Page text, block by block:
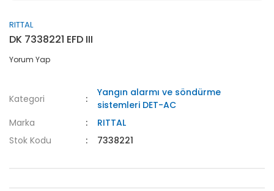
RITTAL
DK 7338221 EFD III
Yorum Yap
Kategori
Yangın alarmı ve söndürme
sistemleri DET-AC
Marka
RITTAL
Stok Kodu
7338221